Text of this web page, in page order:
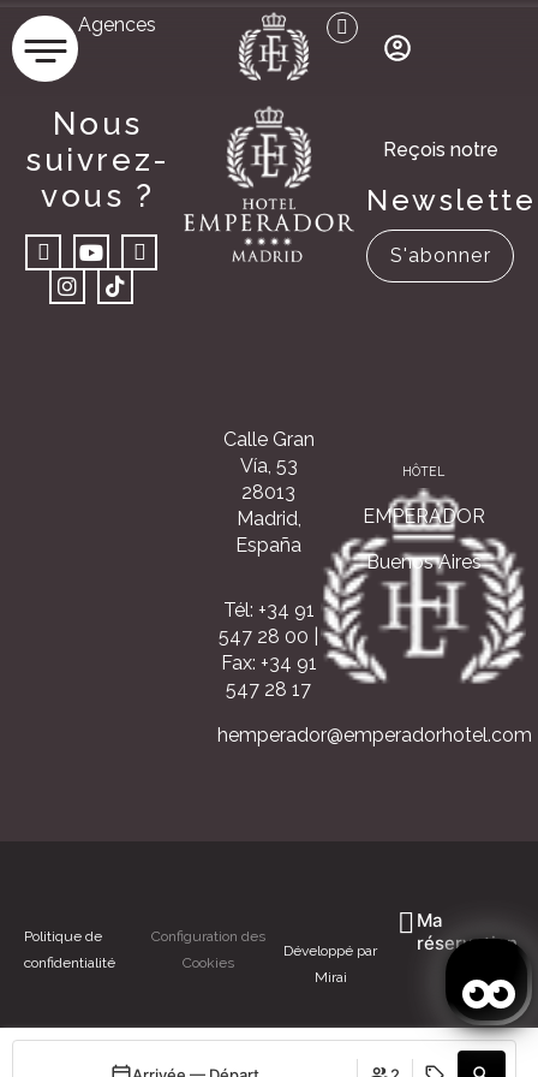
Agences
Nous
suivrez-
vous ?
Reçois notre
S'abonner
Calle Gran
Vía, 53
28013
Madrid,
España
Tél: +34 91
547 28 00
Fax: +34 91
547 28 17
hemperador@emperadorhotel.com
HÔTEL
EMPERADOR
Buenos Aires
Politique de
confidentialité
Configuration des
Cookies
Ma
réservation
Développé par
Mirai